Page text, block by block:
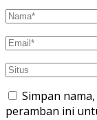
Simpan
peramban ini